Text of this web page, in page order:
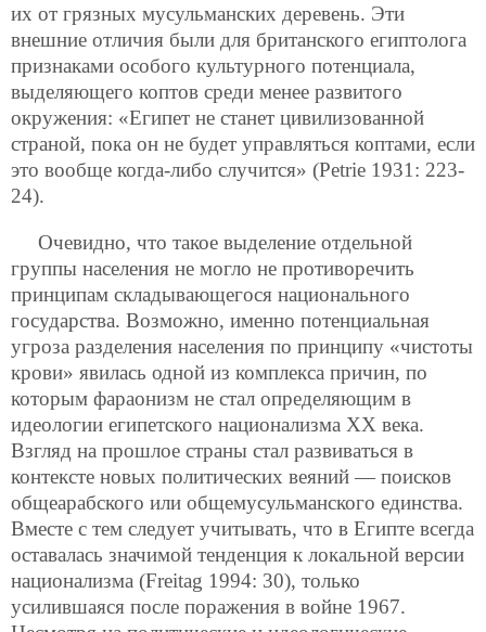
их от грязных мусульманских деревень. Эти
внешние отличия были для британского египтолога
признаками особого культурного потенциала,
выделяющего коптов среди менее развитого
окружения: «Египет не станет цивилизованной
страной, пока он не будет управляться коптами, если
это вообще когда-либо случится» (Petrie 1931: 223-
24).
Очевидно, что такое выделение отдельной
группы населения не могло не противоречить
принципам складывающегося национального
государства. Возможно, именно потенциальная
угроза разделения населения по принципу «чистоты
крови» явилась одной из комплекса причин, по
которым фараонизм не стал определяющим в
идеологии египетского национализма XX века.
Взгляд на прошлое страны стал развиваться в
контексте новых политических веяний — поисков
общеарабского или общемусульманского единства.
Вместе с тем следует учитывать, что в Египте всегда
оставалась значимой тенденция к локальной версии
национализма (Freitag 1994: 30), только
усилившаяся после поражения в войне 1967.